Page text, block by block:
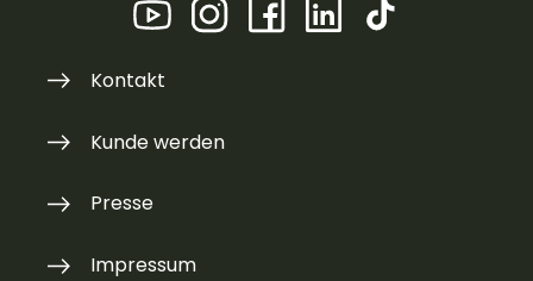
Kontakt
Kunde werden
Presse
Impressum